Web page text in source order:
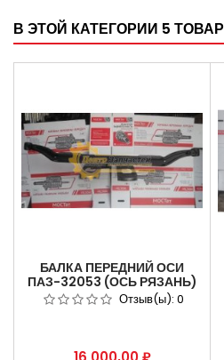
В ЭТОЙ КАТЕГОРИИ 5
БАЛКА ПЕРЕДНИЙ ОСИ
ПАЗ-32053 (ОСЬ РЯЗАНЬ)
32053-3001010.
Отзыв(ы): 0